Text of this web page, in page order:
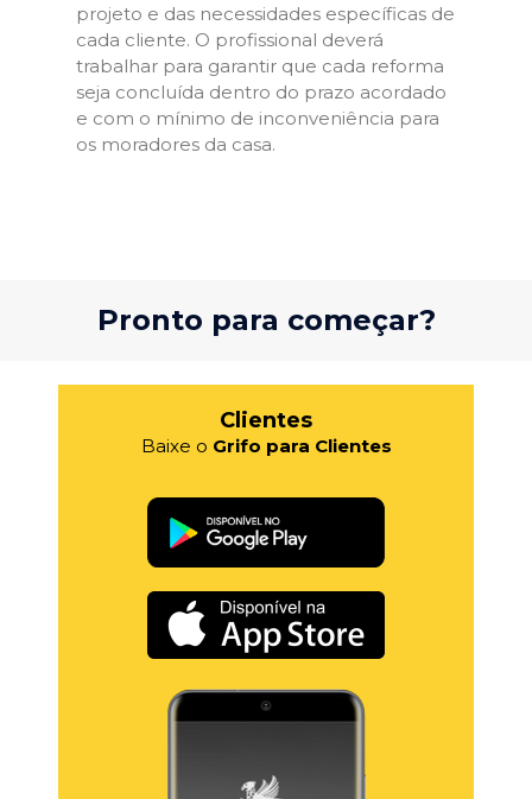
projeto e das necessidades específicas de
cada cliente. O profissional deverá
trabalhar para garantir que cada reforma
seja concluída dentro do prazo acordado
e com o mínimo de inconveniência para
os moradores da casa.
Pronto para começar?
Clientes
Baixe o Grifo para Clientes